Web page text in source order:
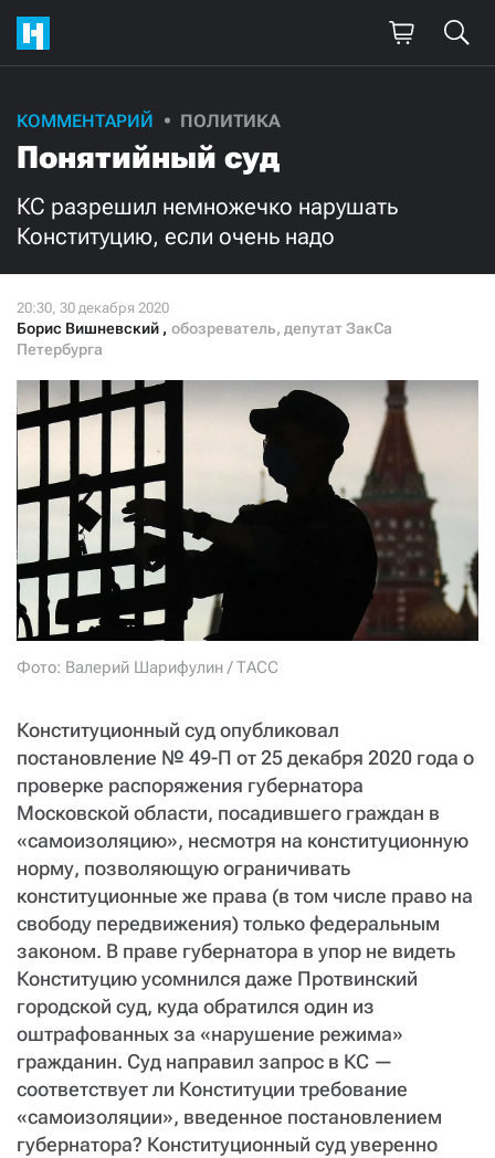
КОММЕНТАРИЙ ПОЛИТИКА
Понятийный суд
КС разрешил немножечко нарушать
Конституцию, если очень надо
Борис Вишневский , обозреватель, депутат ЗакСа
Петербурга
Фото: Валерий Шарифулин / ТАСС
Конституционный суд опубликовал
постановление № 49-П от 25 декабря 2020 года о
проверке распоряжения губернатора
Московской области, посадившего граждан в
«самоизоляцию», несмотря на конституционную
норму, позволяющую ограничивать
конституционные же права (в том числе право на
свободу передвижения) только федеральным
законом. В праве губернатора в упор не видеть
Конституцию усомнился даже Протвинский
городской суд, куда обратился один из
оштрафованных за «нарушение режима»
гражданин. Суд направил запрос в КС —
соответствует ли Конституции требование
«самоизоляции», введенное постановлением
губернатора? Конституционный суд уверенно
Поддержите
нашу работу!
Ежемесячно Разово
3000 1000
500 300
Нажимая кнопку «Стать соучастником»,
я принимаю условия и подтверждаю свое гражданство РФ
СТАТЬ СОУЧАСТНИКОМ
ПОДЕЛИТЬСЯ С ДРУЗЬЯМИ
Если у вас есть вопросы, пишите donate@novayagazeta.ruили
звоните:
+7 (929) 612-03-68